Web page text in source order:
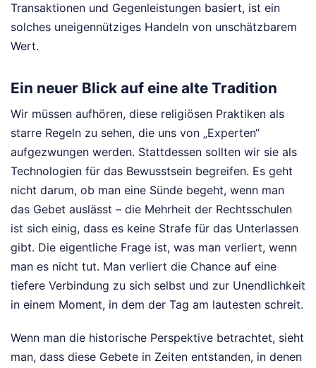
Transaktionen und Gegenleistungen basiert, ist ein
solches uneigennütziges Handeln von unschätzbarem
Wert.
Ein neuer Blick auf eine alte Tradition
Wir müssen aufhören, diese religiösen Praktiken als
starre Regeln zu sehen, die uns von „Experten“
aufgezwungen werden. Stattdessen sollten wir sie als
Technologien für das Bewusstsein begreifen. Es geht
nicht darum, ob man eine Sünde begeht, wenn man
das Gebet auslässt – die Mehrheit der Rechtsschulen
ist sich einig, dass es keine Strafe für das Unterlassen
gibt. Die eigentliche Frage ist, was man verliert, wenn
man es nicht tut. Man verliert die Chance auf eine
tiefere Verbindung zu sich selbst und zur Unendlichkeit
in einem Moment, in dem der Tag am lautesten schreit.
Wenn man die historische Perspektive betrachtet, sieht
man, dass diese Gebete in Zeiten entstanden, in denen